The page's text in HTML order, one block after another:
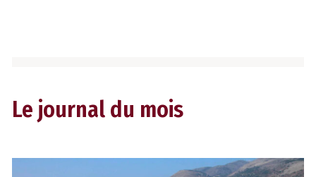
Le journal du mois